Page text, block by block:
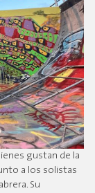
gustan de la
a los solistas
Su